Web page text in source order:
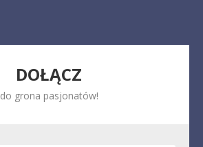
DOŁĄCZ
do grona pasjonatów!